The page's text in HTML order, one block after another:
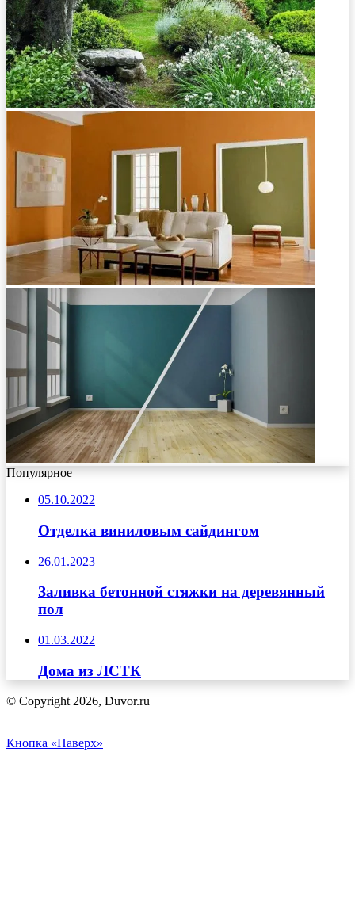
Популярное
05.10.2022
Отделка виниловым сайдингом
26.01.2023
Заливка бетонной стяжки на деревянный
пол
01.03.2022
Дома из ЛСТК
© Copyright 2026, Duvor.ru
Кнопка «Наверх»